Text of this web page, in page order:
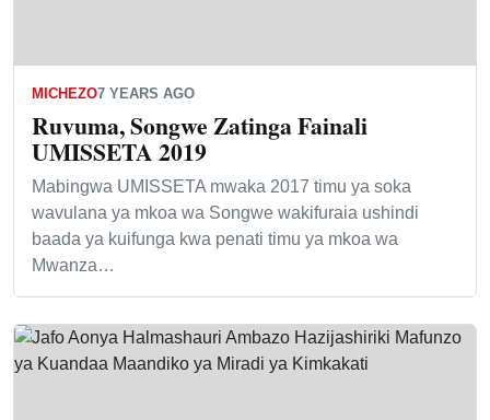
MICHEZO7 YEARS AGO
Ruvuma, Songwe Zatinga Fainali
UMISSETA 2019
Mabingwa UMISSETA mwaka 2017 timu ya soka
wavulana ya mkoa wa Songwe wakifuraia ushindi
baada ya kuifunga kwa penati timu ya mkoa wa
Mwanza…